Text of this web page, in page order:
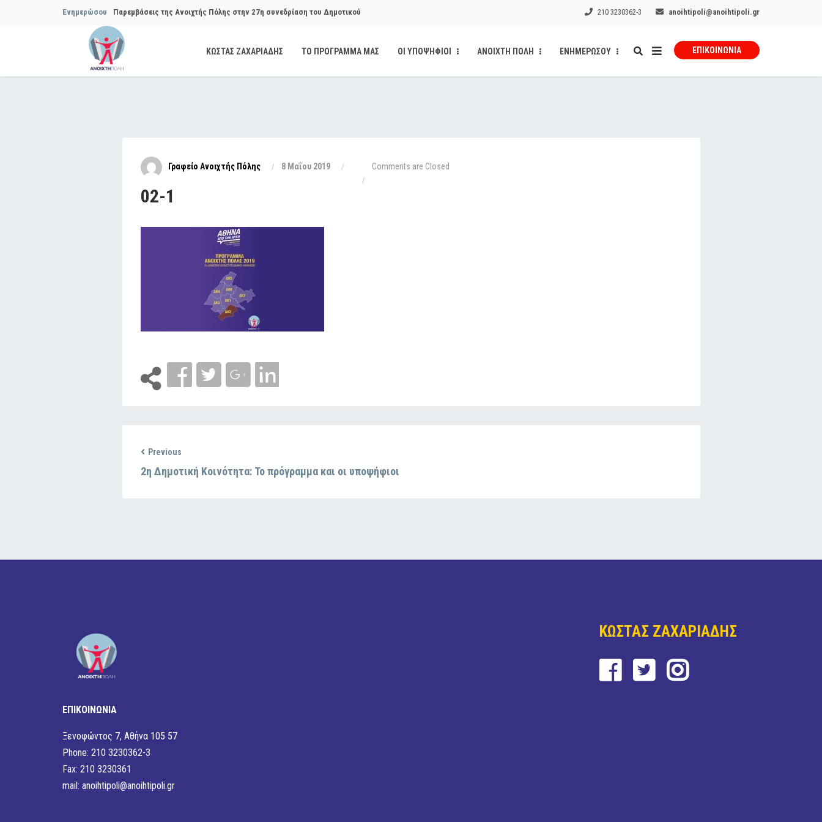
Ενημερώσου Παρεμβάσεις της Ανοιχτής Πόλης στην 27η συνεδρίαση του Δημοτικού
Συμβουλίου του Δήμου…
Παρεμβάσεις της Ανοιχτής Πόλης στην 29η συνεδρίαση του Δημοτικού
Θεσμική θωράκιση των εγκύων αιρετών μετά από την παρέμβαση της Ανοιχτής
210 3230362-3 anoihtipoli@anoihtipoli.gr
ΚΩΣΤΑΣ ΖΑΧΑΡΙΑΔΗΣ ΤΟ ΠΡΟΓΡΑΜΜΑ ΜΑΣ ΟΙ ΥΠΟΨΗΦΙΟΙ ΑΝΟΙΧΤΗ ΠΟΛΗ ΕΝΗΜΕΡΩΣΟΥ ΕΠΙΚΟΙΝΩΝΊΑ
Γραφείο Ανοιχτής Πόλης 8 Μαΐου 2019 Comments are Closed
02-1
Previous
2η Δημοτική Κοινότητα: Το πρόγραμμα και οι υποψήφιοι
ΕΠΙΚΟΙΝΩΝΙΑ
Ξενοφώντος 7, Αθήνα 105 57
Phone: 210 3230362-3
Fax: 210 3230361
mail: anoihtipoli@anoihtipoli.gr
ΚΩΣΤΑΣ ΖΑΧΑΡΙΑΔΗΣ